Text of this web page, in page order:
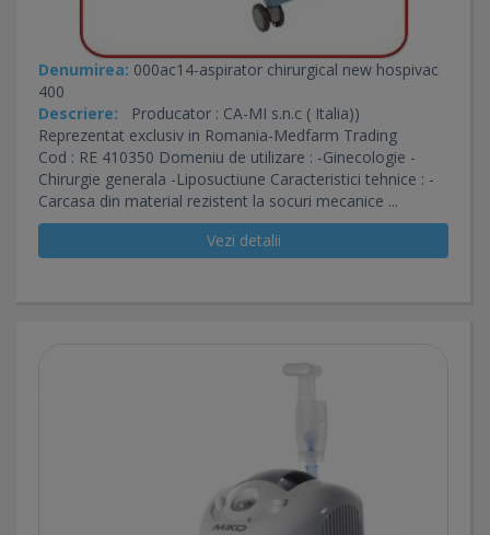
Denumirea: 000ac14-aspirator chirurgical new hospivac
400
Descriere: Producator : CA-MI s.n.c ( Italia))
Reprezentat exclusiv in Romania-Medfarm Trading
Cod : RE 410350 Domeniu de utilizare : -Ginecologie -
Chirurgie generala -Liposuctiune Caracteristici tehnice : -
Carcasa din material rezistent la socuri mecanice ...
Vezi detalii